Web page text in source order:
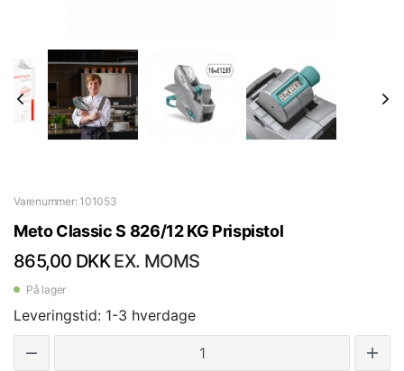
Varenummer: 101053
Meto Classic S 826/12 KG Prispistol
865,00 DKK EX. MOMS
På lager
Leveringstid: 1-3 hverdage